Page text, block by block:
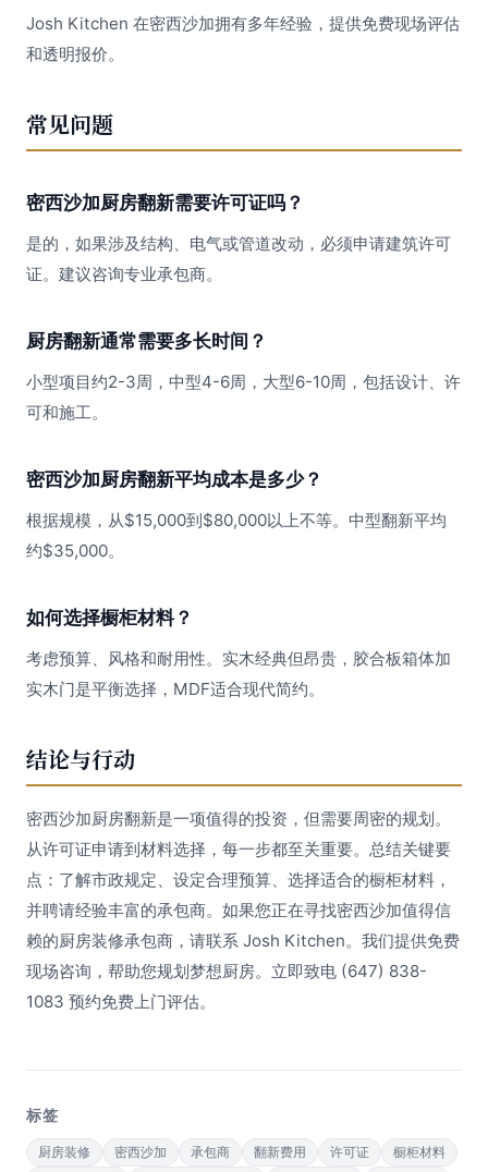
Josh Kitchen 在密西沙加拥有多年经验，提供免费现场评估
和透明报价。
常见问题
密西沙加厨房翻新需要许可证吗？
是的，如果涉及结构、电气或管道改动，必须申请建筑许可
证。建议咨询专业承包商。
厨房翻新通常需要多长时间？
小型项目约2-3周，中型4-6周，大型6-10周，包括设计、许
可和施工。
密西沙加厨房翻新平均成本是多少？
根据规模，从$15,000到$80,000以上不等。中型翻新平均
约$35,000。
如何选择橱柜材料？
考虑预算、风格和耐用性。实木经典但昂贵，胶合板箱体加
实木门是平衡选择，MDF适合现代简约。
结论与行动
密西沙加厨房翻新是一项值得的投资，但需要周密的规划。
从许可证申请到材料选择，每一步都至关重要。总结关键要
点：了解市政规定、设定合理预算、选择适合的橱柜材料，
并聘请经验丰富的承包商。如果您正在寻找密西沙加值得信
赖的厨房装修承包商，请联系 Josh Kitchen。我们提供免费
现场咨询，帮助您规划梦想厨房。立即致电 (647) 838-
1083 预约免费上门评估。
标签
厨房装修 密西沙加 承包商 翻新费用 许可证
橱柜材料